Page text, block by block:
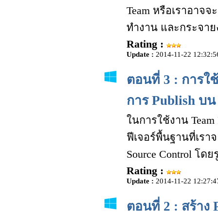
Team หรือเราอาจ
ทำงาน และกระจา
Rating :
Update : 2014-11-22
ตอนที่ 3 : การใ
การ Publish บน
ในการใช้งาน Team
ฟีเจอร์พื้นฐานที่เร
Source Control โด
Rating :
Update : 2014-11-22
ตอนที่ 2 : สร้าง